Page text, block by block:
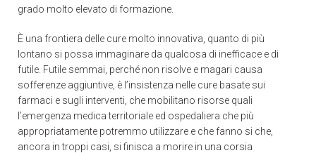
grado molto elevato di formazione.
È una frontiera delle cure molto innovativa, quanto di più
lontano si possa immaginare da qualcosa di inefficace e di
futile. Futile semmai, perché non risolve e magari causa
sofferenze aggiuntive, è l’insistenza nelle cure basate sui
farmaci e sugli interventi, che mobilitano risorse quali
l’emergenza medica territoriale ed ospedaliera che più
appropriatamente potremmo utilizzare e che fanno si che,
ancora in troppi casi, si finisca a morire in una corsia